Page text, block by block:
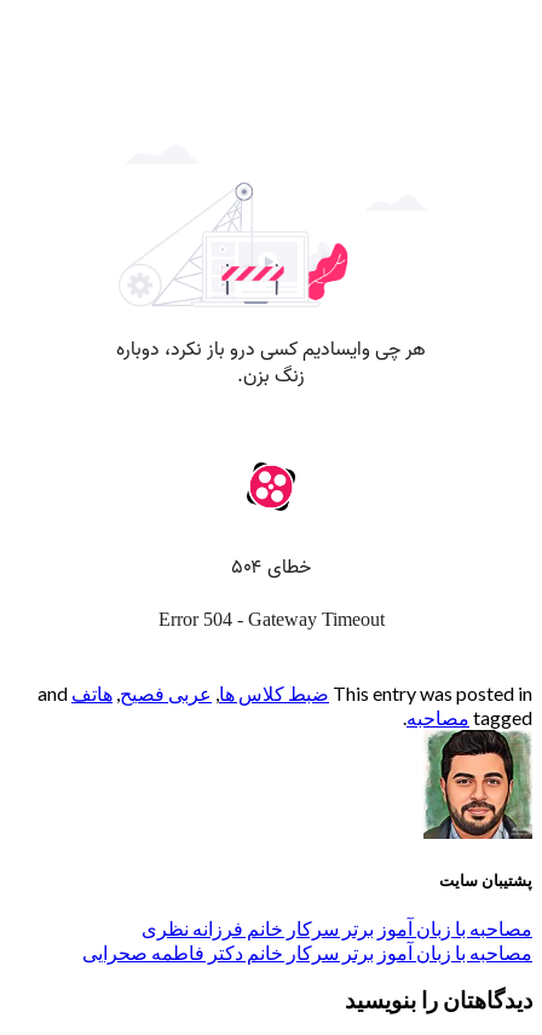
This entry was posted in ضبط کلاس ها, عربی فصیح, هاتف and
tagged مصاحبه.
پشتیبان سایت
مصاحبه با زبان آموز برتر سرکار خانم فرزانه نظری
مصاحبه با زبان آموز برتر سرکار خانم دکتر فاطمه صحرایی
دیدگاهتان را بنویسید